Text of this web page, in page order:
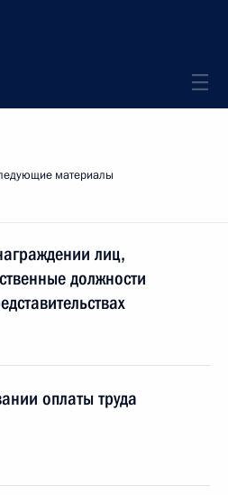
материалы
лиц,
должности
оплаты труда